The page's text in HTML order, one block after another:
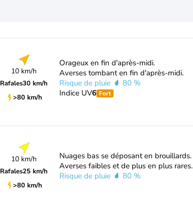
10 km/h
Rafales30 km/h
>80 km/h
Orageux en fin d'après-midi.
Averses tombant en fin d'après-midi.
Risque de pluie
80 %
Indice UV6 Fort
10 km/h
Rafales25 km/h
>80 km/h
Nuages bas se déposant en brouillards.
Averses faibles et de plus en plus rares.
Risque de pluie
80 %